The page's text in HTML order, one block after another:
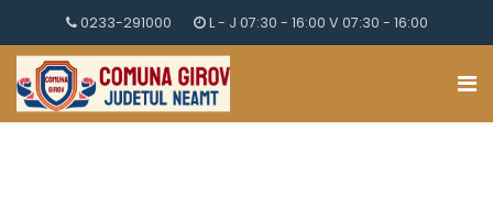
0233-291000 L - J 07:30 - 16:00 V 07:30 - 16:00